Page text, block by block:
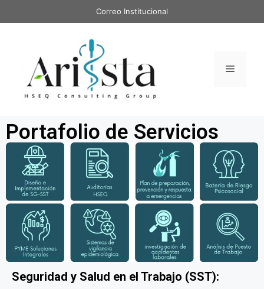
Correo Institucional
Portafolio de Servicios
Seguridad y Salud en el Trabajo (SST):